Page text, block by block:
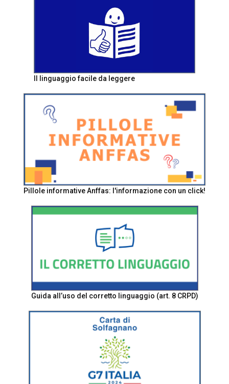
Il linguaggio facile da leggere
Pillole informative Anffas: l'informazione con un click!
Guida all’uso del corretto linguaggio (art. 8 CRPD)